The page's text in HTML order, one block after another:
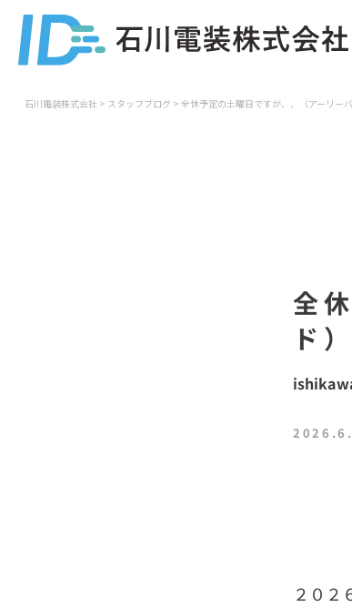
石川電装株式会社 > スタッフブログ > 全休予定の土曜日ですが、、（アーリーバ
全
ド）
２０２